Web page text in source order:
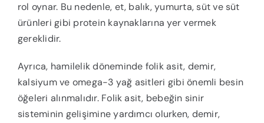
rol oynar. Bu nedenle, et, balık, yumurta, süt ve süt
ürünleri gibi protein kaynaklarına yer vermek
gereklidir.
Ayrıca, hamilelik döneminde folik asit, demir,
kalsiyum ve omega-3 yağ asitleri gibi önemli besin
öğeleri alınmalıdır. Folik asit, bebeğin sinir
sisteminin gelişimine yardımcı olurken, demir,